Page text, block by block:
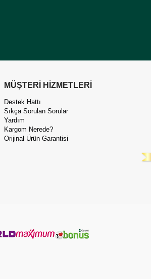
MÜŞTERİ HİZMETLERİ
Destek Hattı
Sıkça Sorulan Sorular
Yardım
Kargom Nerede?
Orijinal Ürün Garantisi